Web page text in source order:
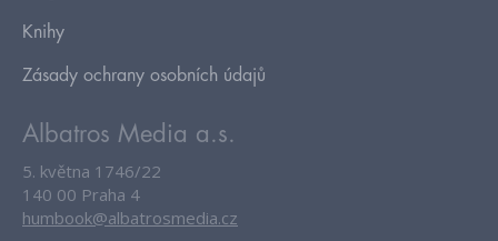
Knihy
Zásady ochrany osobních údajů
Albatros Media a.s.
5. května 1746/22
140 00 Praha 4
humbook@albatrosmedia.cz